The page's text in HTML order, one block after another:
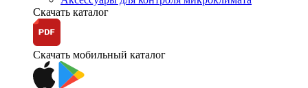
Скачать каталог
Скачать мобильный каталог